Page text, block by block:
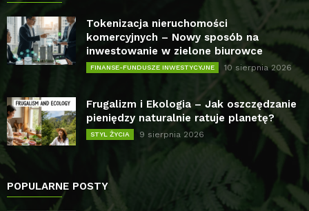
Tokenizacja nieruchomości
komercyjnych – Nowy sposób na
inwestowanie w zielone biurowce
FINANSE-FUNDUSZE INWESTYCYJNE 10 sierpnia 2026
Frugalizm i Ekologia – Jak oszczędzanie
pieniędzy naturalnie ratuje planetę?
STYL ŻYCIA 9 sierpnia 2026
POPULARNE POSTY